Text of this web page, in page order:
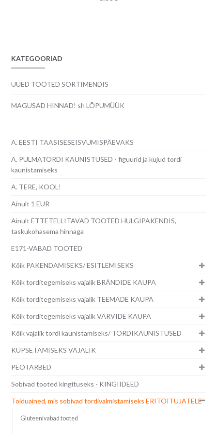
KATEGOORIAD
UUED TOOTED SORTIMENDIS
MAGUSAD HINNAD! sh LÕPUMÜÜK
A. EESTI TAASISESEISVUMISPÄEVAKS
A. PULMATORDI KAUNISTUSED - figuurid ja kujud tordi
kaunistamiseks
A. TERE, KOOL!
Ainult 1 EUR
Ainult ETTETELLITAVAD TOOTED HULGIPAKENDIS,
taskukohasema hinnaga
E171-VABAD TOOTED
Kõik PAKENDAMISEKS/ ESITLEMISEKS
Kõik torditegemiseks vajalik BRÄNDIDE KAUPA
Kõik torditegemiseks vajalik TEEMADE KAUPA
Kõik torditegemiseks vajalik VÄRVIDE KAUPA
Kõik vajalik tordi kaunistamiseks/ TORDIKAUNISTUSED
KÜPSETAMISEKS VAJALIK
PEOTARBED
Sobivad tooted kingituseks - KINGIIDEED
Toiduained, mis sobivad tordivalmistamiseks ERITOITUJATELE
Gluteenivabad tooted